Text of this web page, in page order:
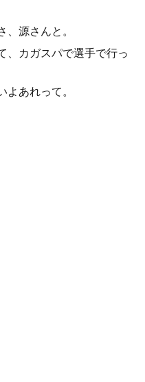
源さんと。
、カガスパで選手で行っ
よあれって。